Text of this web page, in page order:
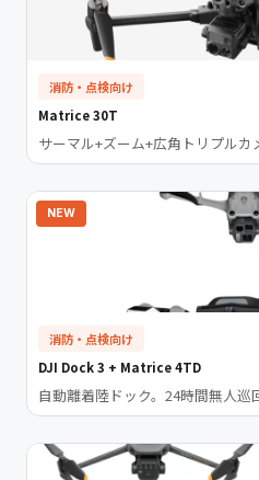
消防・点検向け
Matrice 30T
サーマル+ズーム+広角トリプルカ
NEW
消防・点検向け
DJI Dock 3 + Matrice 4TD
自動離着陸ドック。24時間無人巡